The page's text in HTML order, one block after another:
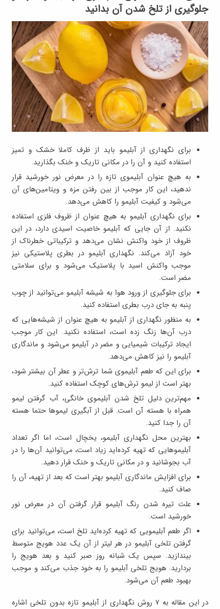
جلوگیری از تلخ شدن آن بدانید
برای نگهداری از آبلیمو باید از ظرف کاملا خشک و تمیز
استفاده کنید و آن را در مکانی تاریک و خنک بگذارید.
به هیچ عنوان آبلیموی تازه را در معرض نور خورشید قرار
ندهید، این کار موجب از بین رفتن مزه و ویتامین‌های آن
می‌شود و کیفیت آبلیمو را کاهش می‌دهد.
برای نگهداری آبلیمو به هیچ عنوان از ظروف فلزی استفاده
نکنید. از آن جایی که آبلیمو خاصیت اسیدی دارد، در این
ظروف از خود واکنش نشان می‌دهد و ترکیباتی خطرناک از
خود آزاد می‌کند. نگهداری آبلیمو در بطری پلاستیکی نیز
موجب واکنش اسید با پلاستیک می‌شود و برای سلامتی
مضر است.
برای جلوگیری از ورود هوا به شیشه آبلیمو می‌توانید از چوب
پنبه به جای درب بطری استفاده کنید.
به منظور نگهداری از آبلیمو به هیچ عنوان از شیشه‌هایی که
درب آن‌ها زنگ زده است، استفاده نکنید. این کار موجب
ایجاد ترکیبات شیمیایی و مضر در آبلیمو می‌شود و ماندگاری
آبلیمو را نیز کاهش می‌دهد.
برای این که طعم آبلیموی شما ترش‌تر و عطر آن بیشتر شود،
بهتر است از لیمو ترش‌های کوچک استفاده کنید.
مهم‌ترین دلیل تلخ شدن آبلیموی خانگی، آب گرفتن لیمو
همراه با هسته آن است. قبل از آبگیری لیموها حتما هسته
آن را جدا کنید.
بهترین محل نگهداری آبلیمو، یخچال است، اما اگر تعداد
آبلیموهایی که تهیه کرده‌اید زیاد است، می‌توانید آن‌ها را در
آب بجوشانید و در مکانی تاریک و خنک قرار دهید.
برای افزایش ماندگاری آبلیمو بهتر است که بعد از تهیه، آن را
صاف کنید.
علت تیره شدن رنگ آبلیمو قرار گرفتن آن در معرض نور
خورشید است.
اگر طعم آبلیمویی که تهیه کرده‌اید تلخ است، می‌توانید برای
گرفتن تلخی آبلیمو در هر لیتر از آن یک عدد هویج متوسط
بیندازید. سپس یک شبانه روز صبر کنید و بعد هویج را
بردارید. هویج تلخی آبلیمو را به خود جذب می‌کند و موجب
بهبود طعم آن می‌شود.
در این مقاله به ۷ روش نگهداری از آبلیمو تازه بدون تلخی اشاره